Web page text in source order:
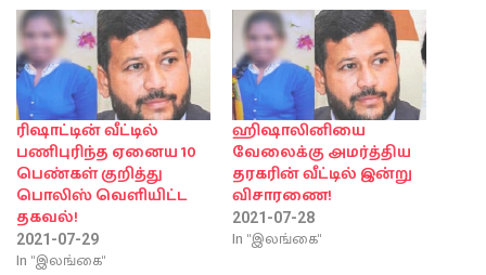
ரிஷாட்டின் வீட்டில்
பணிபுரிந்த ஏனைய 10
பெண்கள் குறித்து
பொலிஸ் வெளியிட்ட
தகவல்!
2021-07-29
In "இலங்கை"
ஹிஷாலினியை
வேலைக்கு அமர்த்திய
தரகரின் வீட்டில் இன்று
விசாரணை!
2021-07-28
In "இலங்கை"